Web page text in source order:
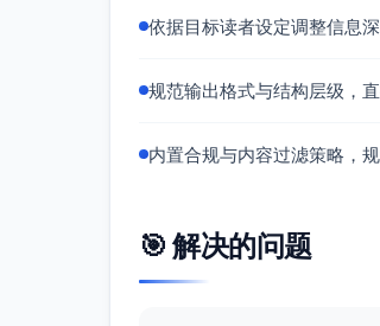
愿你在秋日的微甜里，慢
依据目标读者设定调整信息
规范输出格式与结构层级，
内置合规与内容过滤策略，
🎯 解决的问题